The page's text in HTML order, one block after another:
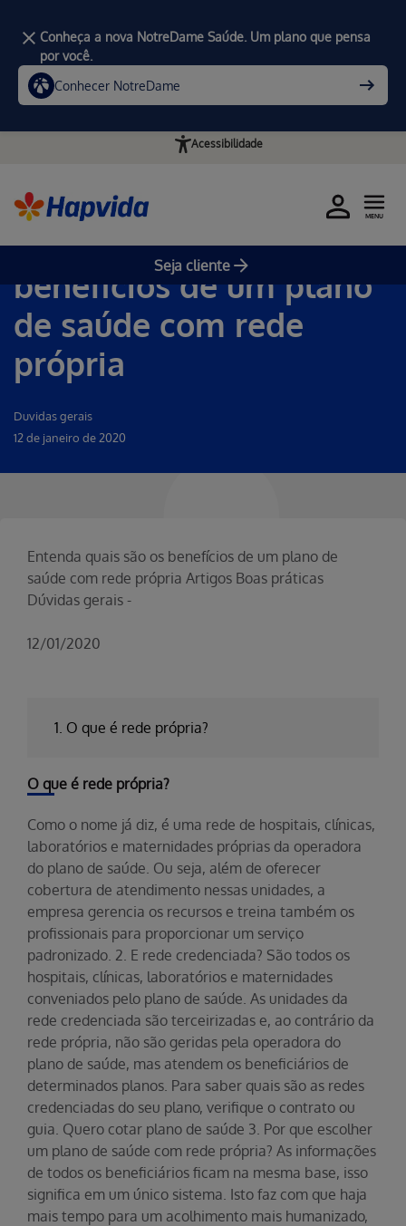
Acessibilidade
Seja cliente
MENU
Conheça a nova NotreDame Saúde. Um plano que pensa
por você.
Conhecer NotreDame
Home
Entenda quais são os
benefícios de um plano
de saúde com rede
própria
Duvidas gerais
12 de janeiro de 2020
Entenda quais são os benefícios de um plano de
saúde com rede própria Artigos Boas práticas
Dúvidas gerais -
12/01/2020
1. O que é rede própria?
O que é rede própria?
Como o nome já diz, é uma rede de hospitais, clínicas,
laboratórios e maternidades próprias da operadora
do plano de saúde. Ou seja, além de oferecer
cobertura de atendimento nessas unidades, a
empresa gerencia os recursos e treina também os
profissionais para proporcionar um serviço
padronizado. 2. E rede credenciada? São todos os
hospitais, clínicas, laboratórios e maternidades
conveniados pelo plano de saúde. As unidades da
rede credenciada são terceirizadas e, ao contrário da
rede própria, não são geridas pela operadora do
plano de saúde, mas atendem os beneficiários de
determinados planos. Para saber quais são as redes
credenciadas do seu plano, verifique o contrato ou
guia. Quero cotar plano de saúde 3. Por que escolher
um plano de saúde com rede própria? As informações
de todos os beneficiários ficam na mesma base, isso
significa em um único sistema. Isto faz com que haja
mais tempo para um acolhimento mais humanizado,